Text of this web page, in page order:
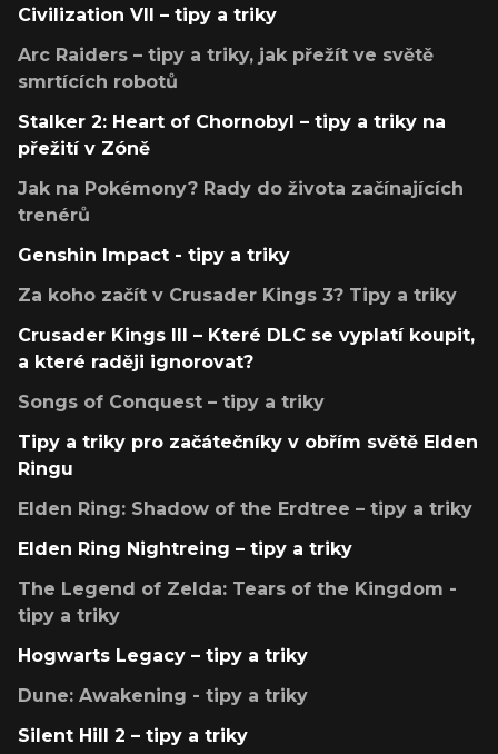
Civilization VII – tipy a triky
Arc Raiders – tipy a triky, jak přežít ve světě
smrtících robotů
Stalker 2: Heart of Chornobyl – tipy a triky na
přežití v Zóně
Jak na Pokémony? Rady do života začínajících
trenérů
Genshin Impact - tipy a triky
Za koho začít v Crusader Kings 3? Tipy a triky
Crusader Kings III – Které DLC se vyplatí koupit,
a které raději ignorovat?
Songs of Conquest – tipy a triky
Tipy a triky pro začátečníky v obřím světě Elden
Ringu
Elden Ring: Shadow of the Erdtree – tipy a triky
Elden Ring Nightreing – tipy a triky
The Legend of Zelda: Tears of the Kingdom -
tipy a triky
Hogwarts Legacy – tipy a triky
Dune: Awakening - tipy a triky
Silent Hill 2 – tipy a triky